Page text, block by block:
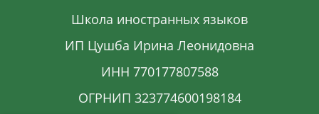
Школа иностранных языков
ИП Цушба Ирина Леонидовна
ИНН 770177807588
ОГРНИП 323774600198184